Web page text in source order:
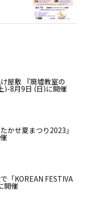
屋敷 『廃墟教室の
)-8月9日 (日)に開催
かせ夏まつり2023」
「KOREAN FESTIVA
開催